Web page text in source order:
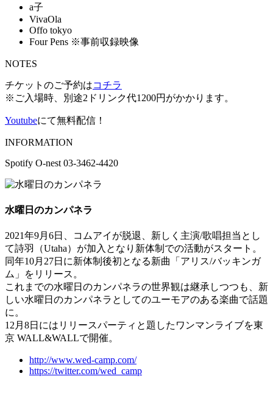
a子
VivaOla
Offo tokyo
Four Pens ※事前収録映像
NOTES
チケットのご予約はコチラ
※ご入場時、別途2ドリンク代1200円がかかります。
Youtubeにて無料配信！
INFORMATION
Spotify O-nest 03-3462-4420
水曜日のカンパネラ
2021年9月6日、コムアイが脱退、新しく主演/歌唱担当とし
て詩羽（Utaha）が加入となり新体制での活動がスタート。
同年10月27日に新体制後初となる新曲「アリス/バッキンガ
ム」をリリース。
これまでの水曜日のカンパネラの世界観は継承しつつも、新
しい水曜日のカンパネラとしてのユーモアのある楽曲で話題
に。
12月8日にはリリースパーティと題したワンマンライブを東
京 WALL&WALLで開催。
http://www.wed-camp.com/
https://twitter.com/wed_camp